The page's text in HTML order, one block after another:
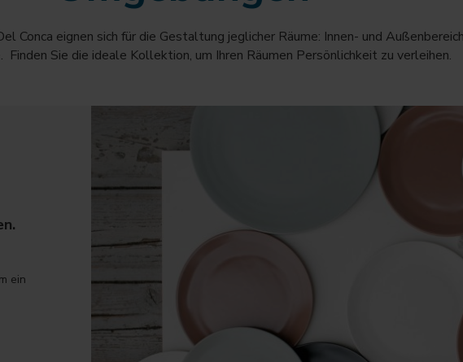
Conca eignen sich für die Gestaltung jeglicher Räume: Innen- und
Finden Sie die ideale Kollektion, um Ihren Räumen Persönlichkeit zu verleihen.
ein